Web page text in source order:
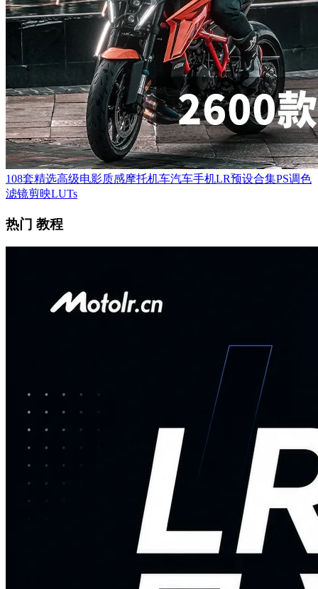
108套精选高级电影质感摩托机车汽车手机LR预设合集PS调色
滤镜剪映LUTs
热门 教程